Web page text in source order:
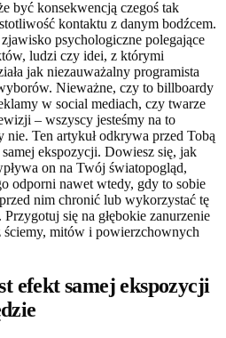
być konsekwencją czegoś tak
kontaktu z danym bodźcem.
psychologiczne polegające
ludzi czy idei, z którymi
jak niezauważalny programista
Nieważne, czy to billboardy
w social mediach, czy twarze
– wszyscy jesteśmy na to
nie. Ten artykuł odkrywa przed Tobą
ekspozycji. Dowiesz się, jak
on na Twój światopogląd,
odporni nawet wtedy, gdy to sobie
nim chronić lub wykorzystać tę
się na głębokie zanurzenie
mitów i powierzchownych
efekt samej ekspozycji